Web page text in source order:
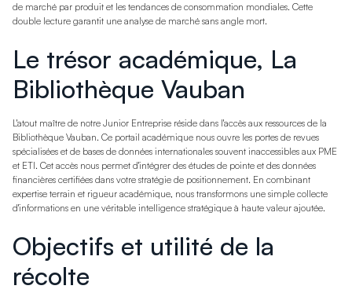
de marché par produit et les tendances de consommation mondiales. Cette
double lecture garantit une analyse de marché sans angle mort.
Le trésor académique, La
Bibliothèque Vauban
L'atout maître de notre Junior Entreprise réside dans l'accès aux ressources de la
Bibliothèque Vauban. Ce portail académique nous ouvre les portes de revues
spécialisées et de bases de données internationales souvent inaccessibles aux PME
et ETI. Cet accès nous permet d'intégrer des études de pointe et des données
financières certifiées dans votre stratégie de positionnement. En combinant
expertise terrain et rigueur académique, nous transformons une simple collecte
d'informations en une véritable intelligence stratégique à haute valeur ajoutée.
Objectifs et utilité de la
récolte